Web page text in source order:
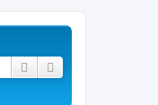
Buscar